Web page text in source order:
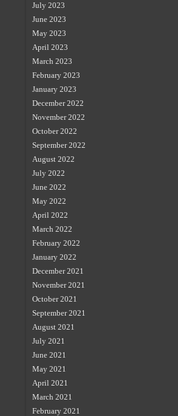
July 2023
June 2023
May 2023
April 2023
March 2023
February 2023
January 2023
December 2022
November 2022
October 2022
September 2022
August 2022
July 2022
June 2022
May 2022
April 2022
March 2022
February 2022
January 2022
December 2021
November 2021
October 2021
September 2021
August 2021
July 2021
June 2021
May 2021
April 2021
March 2021
February 2021